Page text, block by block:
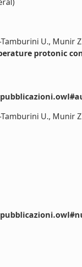
U., Munir
protonic
U., Munir